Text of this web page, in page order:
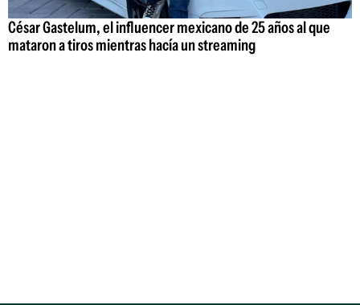
César Gastelum, el influencer mexicano de 25 años al que
mataron a tiros mientras hacía un streaming